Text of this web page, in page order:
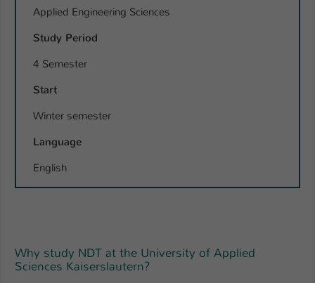
Applied Engineering Sciences
Study Period
4 Semester
Start
Winter semester
Language
English
Why study NDT at the University of Applied
Sciences Kaiserslautern?